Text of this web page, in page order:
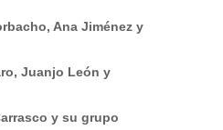
Ana Jiménez y
Juanjo León y
y su grupo